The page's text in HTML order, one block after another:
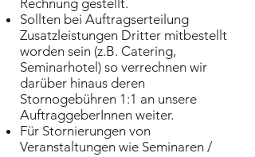
Rechnung gestellt.
Sollten bei Auftragserteilung
Zusatzleistungen Dritter mitbestellt
worden sein (z.B. Catering,
Seminarhotel) so verrechnen wir
darüber hinaus deren
Stornogebühren 1:1 an unsere
AuftraggeberInnen weiter.
Für Stornierungen von
Veranstaltungen wie Seminaren /